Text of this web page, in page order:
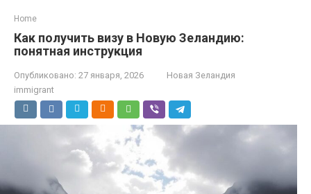
Home
Как получить визу в Новую Зеландию:
понятная инструкция
Опубликовано: 27 января, 2026
Новая Зеландия
immigrant